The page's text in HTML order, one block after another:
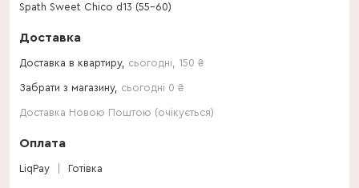
Spath Sweet Chico d13 (55-60)
Доставка
Доставка в квартиру, сьогодні 150 ₴
Забрати з магазину, сьогодні 0 ₴
Доставка Новою Поштою (очікується)
Оплата
LiqPay Готівка